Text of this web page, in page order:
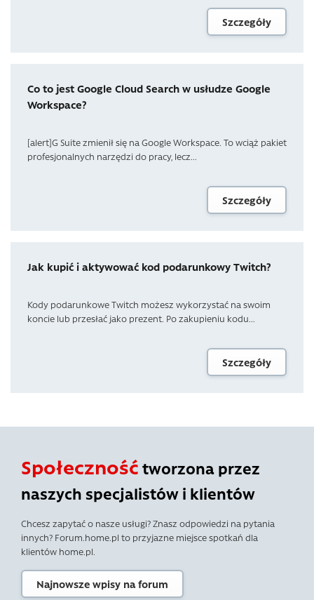
Szczegóły
Co to jest Google Cloud Search w usłudze Google
Workspace?
[alert]G Suite zmienił się na Google Workspace. To wciąż pakiet
profesjonalnych narzędzi do pracy, lecz...
Szczegóły
Jak kupić i aktywować kod podarunkowy Twitch?
Kody podarunkowe Twitch możesz wykorzystać na swoim
koncie lub przesłać jako prezent. Po zakupieniu kodu...
Szczegóły
Społeczność tworzona przez
naszych specjalistów i klientów
Chcesz zapytać o nasze usługi? Znasz odpowiedzi na pytania
innych? Forum.home.pl to przyjazne miejsce spotkań dla
klientów home.pl.
Najnowsze wpisy na forum